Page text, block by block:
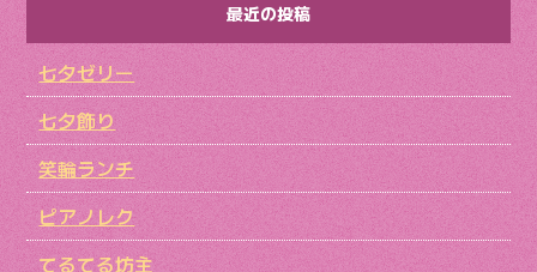
最近の投稿
七夕ゼリー
七夕飾り
笑輪ランチ
ピアノレク
てるてる坊主